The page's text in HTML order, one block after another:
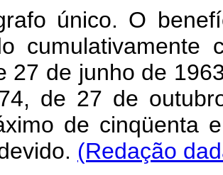
único. O
27 de junho de
de 27 de
de cinqüenta
(Redação